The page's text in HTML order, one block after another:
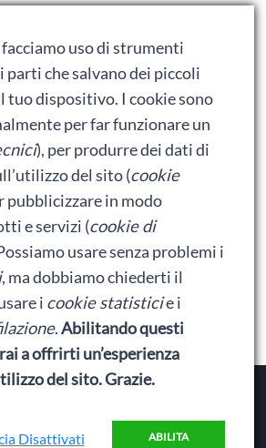
analisi del film
film dei Transformers
Privacy Policy
uso di strumenti
parti che salvano dei piccoli
tuo dispositivo. I cookie sono
per far funzionare un
), per produrre dei dati di
del sito (cookie
pubblicizzare in modo
e servizi (cookie di
usare senza problemi i
, ma dobbiamo chiederti il
i cookie statisticie i
.Abilitando questi
a offrirti un’esperienza
del sito. Grazie.
ABILITA
Disattivati